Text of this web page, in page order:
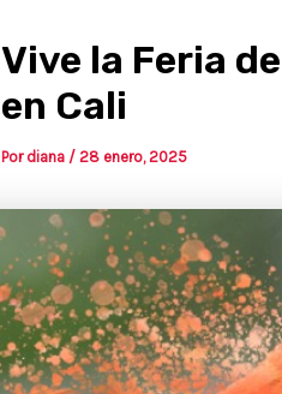
Vive la Feria
en Cali
Por diana / 28 enero, 2025